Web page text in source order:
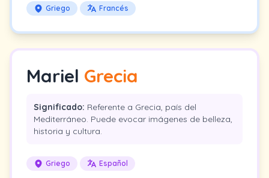
Griego Francés
Mariel Grecia
Significado: Referente a Grecia, país del
Mediterráneo. Puede evocar imágenes de belleza,
historia y cultura.
Griego Español